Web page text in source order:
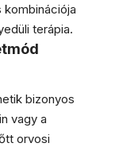
terápia.
bizonyos
vagy a
orvosi